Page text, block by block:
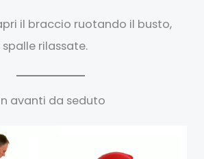
il braccio ruotando il busto,
rilassate.
avanti da seduto